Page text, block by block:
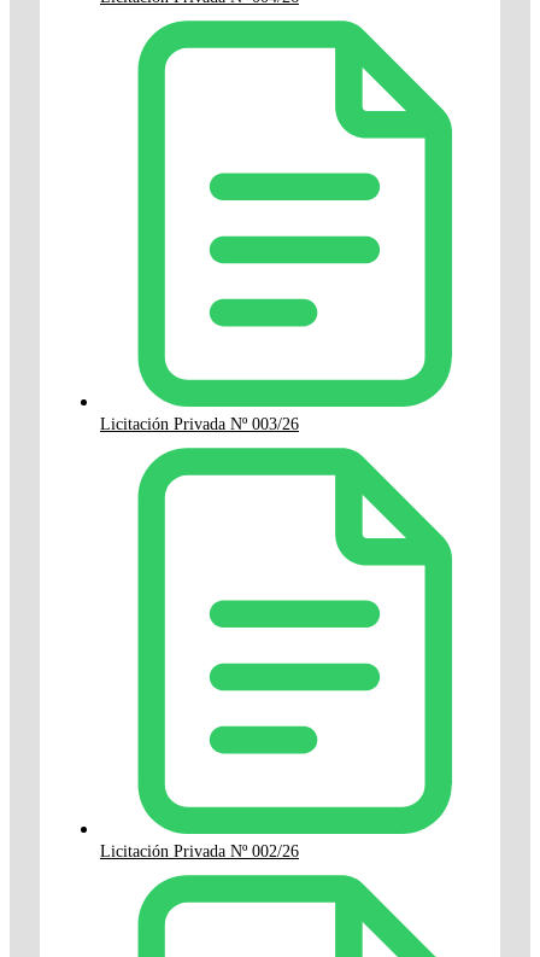
Licitación Privada Nº 003/26
Licitación Privada Nº 002/26